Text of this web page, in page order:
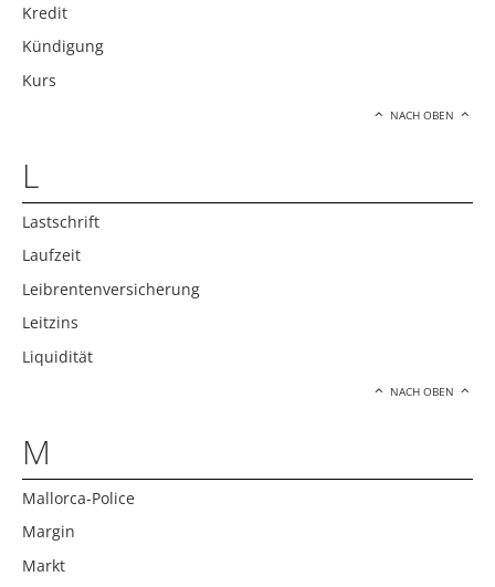
Kredit
Kündigung
Kurs
NACH OBEN
L
Lastschrift
Laufzeit
Leibrentenversicherung
Leitzins
Liquidität
NACH OBEN
M
Mallorca-Police
Margin
Markt